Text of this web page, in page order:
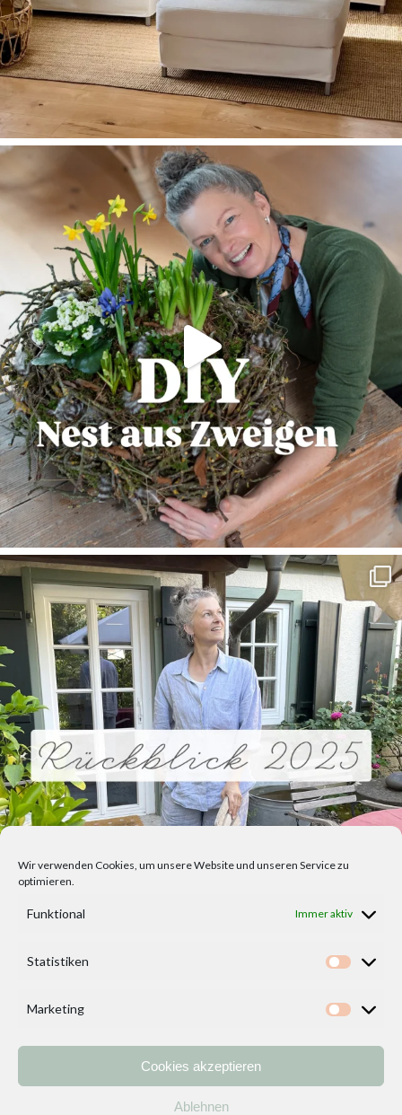
Wir verwenden Cookies, um unsere Website und unseren Service zu
optimieren.
Funktional Immer aktiv
Statistiken
Marketing
Cookies akzeptieren
Ablehnen
Kontakt